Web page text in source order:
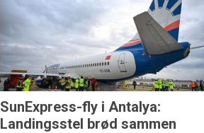
SunExpress-fly i Antalya:
Landingsstel brød sammen